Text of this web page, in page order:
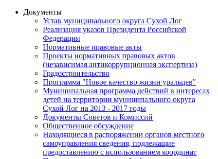
Документы
Устав муниципального округа Сухой Лог
Реализация указов Президента Российской
Федерации
Нормативные правовые акты
Проекты нормативных правовых актов
(независимая антикоррупционная экспертиза)
Градостроительство
Программа "Новое качество жизни уральцев"
Муниципальная программа действий в интересах
детей на территории муниципального округа
Сухой Лог на 2013 - 2017 годы
Документы Советов и Комиссий
Общественное обсуждение
Находящиеся в распоряжении органов местного
самоуправления сведения, подлежащие
предоставлению с использованием координат